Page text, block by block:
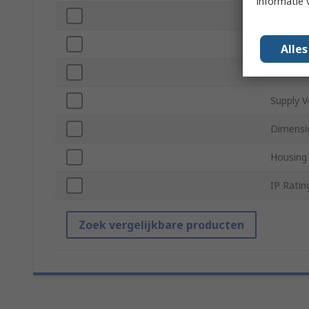
Accuracy
Supply
IP
Zoek vergelijkbare producten